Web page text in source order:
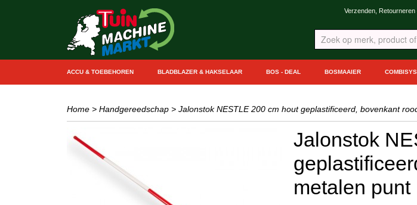
Verzenden, Retourneren
ACCU & TOEBEHOREN BLADBLAZER & HAKSELAAR BOS - DEAL BOSMAAIER
Home > Handgereedschap > Jalonstok NESTLE 200 cm hout geplastificeerd, bovenkant
Jalonstok
metalen punt